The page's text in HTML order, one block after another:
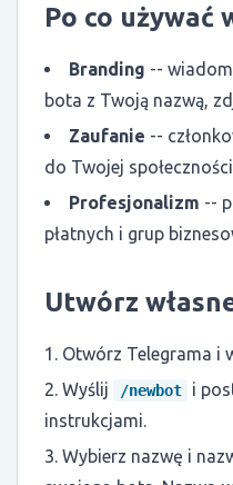
Po co używać
Branding --
bota z Twoją nazwą,
Zaufanie --
do Twojej społeczności
Profesjonalizm --
płatnych i grup
Utwórz
Otwórz Telegrama i
Wyślij
/newbot
i
instrukcjami.
Wybierz nazwę i